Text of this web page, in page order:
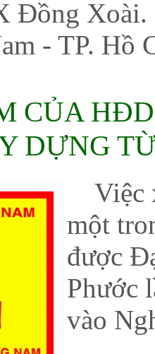
Đồng
- TP. Hồ
CỦA
DỰNG
Việc
một
được
Phước
vào